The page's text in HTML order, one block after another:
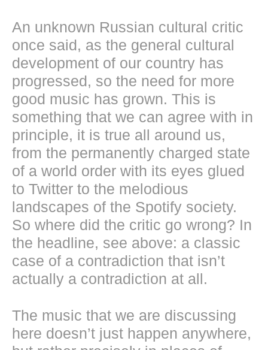
An unknown Russian cultural critic
once said, as the general cultural
development of our country has
progressed, so the need for more
good music has grown. This is
something that we can agree with in
principle, it is true all around us,
from the permanently charged state
of a world order with its eyes glued
to Twitter to the melodious
landscapes of the Spotify society.
So where did the critic go wrong? In
the headline, see above: a classic
case of a contradiction that isn’t
actually a contradiction at all.
The music that we are discussing
here doesn’t just happen anywhere,